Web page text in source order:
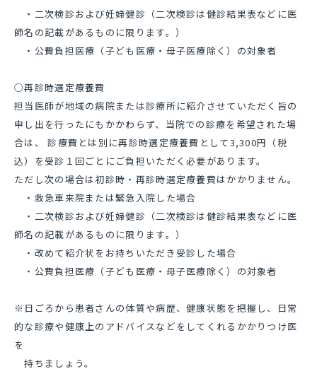
・二次検診および妊婦健診（二次検診は健診結果表などに医
師名の記載があるものに限ります。）
・公費負担医療（子ども医療・母子医療除く）の対象者
○再診時選定療養費
担当医師が地域の病院または診療所に紹介させていただく旨の
申し出を行ったにもかかわらず、当院での診療を希望された場
合は、 診療費とは別に再診時選定療養費として3,300円（税
込）を受診１回ごとにご負担いただく必要があります。
ただし次の場合は初診時・再診時選定療養費はかかりません。
・救急車来院または緊急入院した場合
・二次検診および妊婦健診（二次検診は健診結果表などに医
師名の記載があるものに限ります。）
・改めて紹介状をお持ちいただき受診した場合
・公費負担医療（子ども医療・母子医療除く）の対象者
※日ごろから患者さんの体質や病歴、健康状態を把握し、日常
的な診療や健康上のアドバイスなどをしてくれるかかりつけ医
を
持ちましょう。